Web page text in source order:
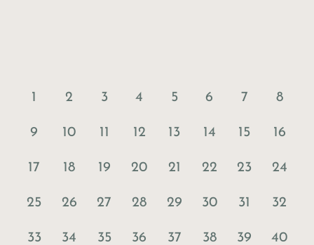
1 2 3 4 5 6 7 8
9 10 11 12 13 14 15 16
17 18 19 20 21 22 23 24
25 26 27 28 29 30 31 32
33 34 35 36 37 38 39 40